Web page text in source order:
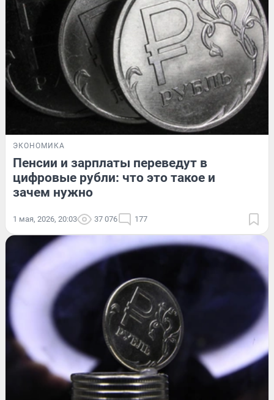
ЭКОНОМИКА
Пенсии и зарплаты переведут в
цифровые рубли: что это такое и
зачем нужно
1 мая, 2026, 20:03 37 076 177